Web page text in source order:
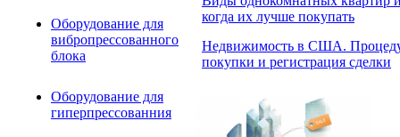
Оборудование для
вибропрессованного
блока
Оборудование для
гиперпрессованния
когда их лучше покупать
Недвижимость в США.
покупки и регистрация сделки